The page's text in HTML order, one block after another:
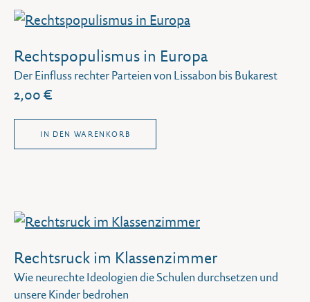
Rechtspopulismus in Europa
Der Einfluss rechter Parteien von Lissabon bis Bukarest
2,00 €
IN DEN WARENKORB
Rechtsruck im Klassenzimmer
Wie neurechte Ideologien die Schulen durchsetzen und
unsere Kinder bedrohen